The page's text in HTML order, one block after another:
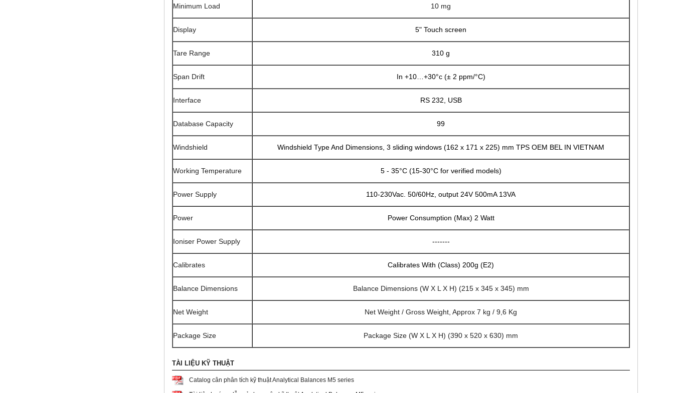
Minimum Load 10 mg
Display 5" Touch screen
Tare Range 310 g
Span Drift In +10…+30°c (± 2 ppm/°C)
Interface RS 232, USB
Database Capacity 99
Windshield Windshield Type And Dimensions, 3 sliding windows (162 x 171 x 225) mm TPS OEM BEL IN VIETNAM
Working Temperature 5 - 35°C (15-30°C for verified models)
Power Supply 110-230Vac. 50/60Hz, output 24V 500mA 13VA
Power Power Consumption (Max) 2 Watt
Ioniser Power Supply -------
Calibrates Calibrates With (Class) 200g (E2)
Balance Dimensions Balance Dimensions (W X L X H) (215 x 345 x 345) mm
Net Weight Net Weight / Gross Weight, Approx 7 kg / 9,6 Kg
Package Size Package Size (W X L X H) (390 x 520 x 630) mm
TÀI LIỆU KỸ THUẬT
Catalog cân phân tích kỹ thuật Analytical Balances M5 series